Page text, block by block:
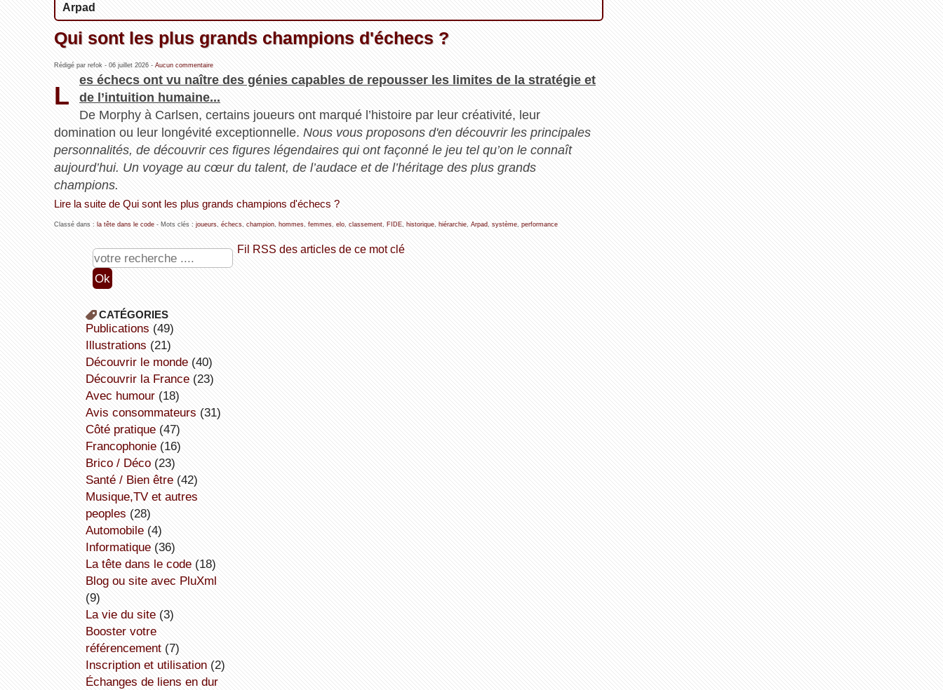
Arpad
Qui sont les plus grands champions d'échecs ?
Rédigé par refok - 06 juillet 2026- Aucun commentaire
L
es échecs ont vu naître des génies capables de repousser les limites de la stratégie et
de l’intuition humaine...
De Morphy à Carlsen, certains joueurs ont marqué l’histoire par leur créativité, leur
domination ou leur longévité exceptionnelle. Nous vous proposons d'en découvrir les principales
personnalités, de découvrir ces figures légendaires qui ont façonné le jeu tel qu’on le connaît
aujourd’hui. Un voyage au cœur du talent, de l’audace et de l’héritage des plus grands
champions.
Lire la suite de Qui sont les plus grands champions d'échecs ?
Classé dans : la tête dans le code- Mots clés : joueurs, échecs, champion, hommes, femmes, elo, classement, FIDE, historique, hiérarchie, Arpad, système, performance
Fil RSS des articles de ce mot clé
CATÉGORIES
publications (49)
illustrations (21)
découvrir le monde(40)
découvrir la France(23)
avec humour(18)
avis consommateurs (31)
côté pratique(47)
Francophonie(16)
Brico / Déco(23)
Santé / Bien être(42)
Musique,TV et autres
peoples (28)
Automobile(4)
informatique(36)
la tête dans le code(18)
Blog ou site avec PluXml
(9)
la vie du site(3)
booster votre
référencement(7)
inscription et utilisation(2)
échanges de liens en dur